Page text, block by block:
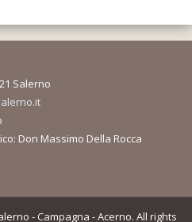
Salerno
Don Massimo Della Rocca
- Campagna - Acerno. All rights